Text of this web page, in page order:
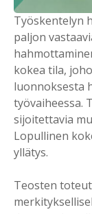
Työskentelyn
paljon
kokea tila,
luonnoksesta
työvaiheessa.
sijoitettavia
Lopullinen
yllätys.
Teosten